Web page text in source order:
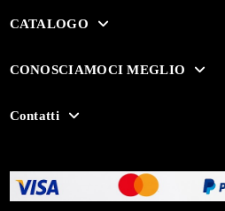
CATALOGO
CONOSCIAMOCI MEGLIO
Contatti